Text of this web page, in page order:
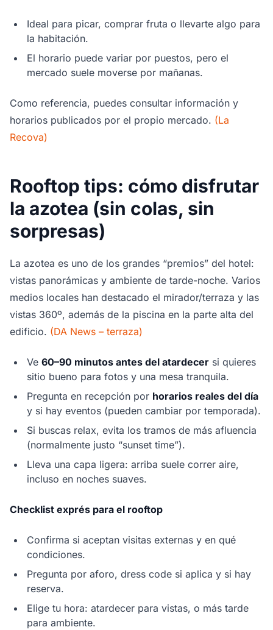
Ideal para picar, comprar fruta o llevarte algo para
la habitación.
El horario puede variar por puestos, pero el
mercado suele moverse por mañanas.
Como referencia, puedes consultar información y
horarios publicados por el propio mercado. (La
Recova)
Rooftop tips: cómo disfrutar
la azotea (sin colas, sin
sorpresas)
La azotea es uno de los grandes “premios” del hotel:
vistas panorámicas y ambiente de tarde-noche. Varios
medios locales han destacado el mirador/terraza y las
vistas 360º, además de la piscina en la parte alta del
edificio. (DA News – terraza)
Ve 60–90 minutos antes del atardecer si quieres
sitio bueno para fotos y una mesa tranquila.
Pregunta en recepción por horarios reales del día
y si hay eventos (pueden cambiar por temporada).
Si buscas relax, evita los tramos de más afluencia
(normalmente justo “sunset time”).
Lleva una capa ligera: arriba suele correr aire,
incluso en noches suaves.
Checklist exprés para el rooftop
Confirma si aceptan visitas externas y en qué
condiciones.
Pregunta por aforo, dress code si aplica y si hay
reserva.
Elige tu hora: atardecer para vistas, o más tarde
para ambiente.